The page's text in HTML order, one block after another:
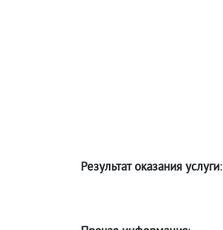
Результат оказания услуги: